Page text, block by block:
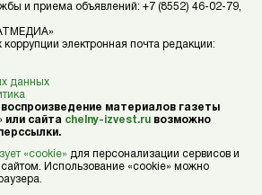
и приема объявлений: +7 (8552) 46-02-79,
электронная почта редакции:
данных
материалов газеты
или сайта chelny-izvest.ru возможно
«cookie» для персонализации сервисов и
сайтом. Использование «cookie» можно